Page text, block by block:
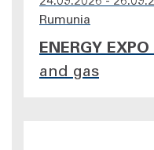
Rumunia
ENERGY EXPO
and gas